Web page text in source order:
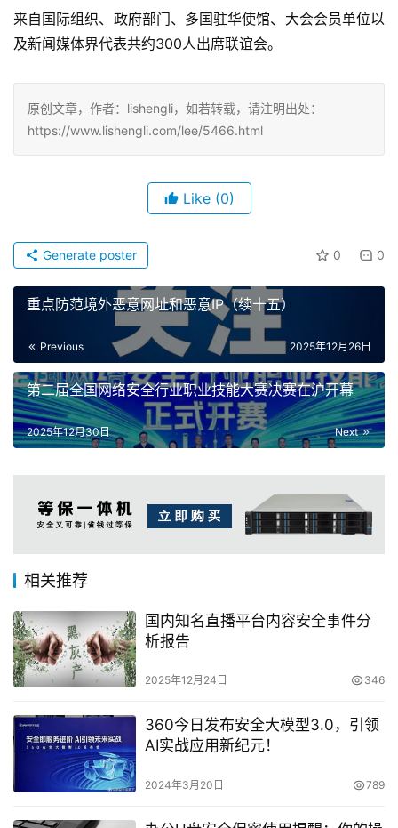
来自国际组织、政府部门、多国驻华使馆、大会会员单位以
及新闻媒体界代表共约300人出席联谊会。
原创文章，作者：lishengli，如若转载，请注明出处：
https://www.lishengli.com/lee/5466.html
Like (0)
0 0
Generate poster
重点防范境外恶意网址和恶意IP（续十五）
Previous 2025年12月26日
第二届全国网络安全行业职业技能大赛决赛在沪开幕
Next
2025年12月30日
相关推荐
国内知名直播平台内容安全事件分
析报告
2025年12月24日 346
360今日发布安全大模型3.0，引领
AI实战应用新纪元！
2024年3月20日 789